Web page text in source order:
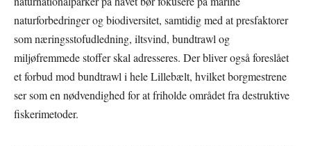
naturforbedringer og biodiversitet, samtidig med at presfaktorer
som næringsstofudledning, iltsvind, bundtrawl og
miljøfremmede stoffer skal adresseres. Der bliver også foreslået
et forbud mod bundtrawl i hele Lillebælt, hvilket borgmestrene
ser som en nødvendighed for at friholde området fra destruktive
fiskerimetoder.